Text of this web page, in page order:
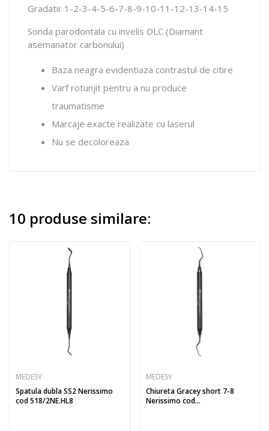
Gradatii: 1-2-3-4-5-6-7-8-9-10-11-12-13-14-15
Sonda parodontala cu invelis DLC (Diamant
asemanator carbonului)
Baza neagra evidentiaza contrastul de citire
Varf rotunjit pentru a nu produce
traumatisme
Marcaje exacte realizate cu laserul
Nu se decoloreaza
10 produse similare:
MEDESY
Spatula dubla SS2 Nerissimo
cod 518/2NE.HL8
MEDESY
Chiureta Gracey short 7-8
Nerissimo cod...